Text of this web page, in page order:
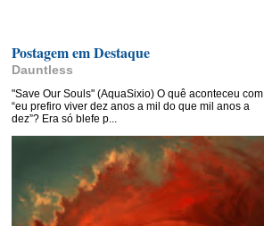
Postagem em Destaque
Dauntless
"Save Our Souls" (AquaSixio) O quê aconteceu com
“eu prefiro viver dez anos a mil do que mil anos a
dez”? Era só blefe p...